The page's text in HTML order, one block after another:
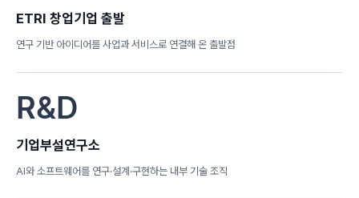
ETRI 창업기업 출발
연구 기반 아이디어를 사업과 서비스로 연결해 온 출발점
R&D
기업부설연구소
AI와 소프트웨어를 연구·설계·구현하는 내부 기술 조직